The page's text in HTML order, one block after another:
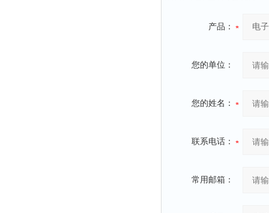
产品：
您的单位：
您的姓名：
联系电话：
常用邮箱：